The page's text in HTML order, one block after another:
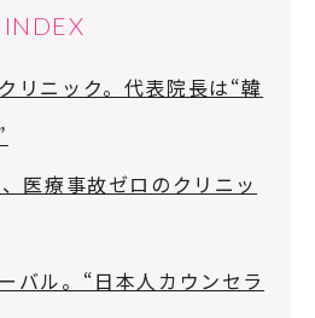
INDEX
リニック。代表院長は“韓
医療事故ゼロのクリニッ
バル。“日本人カウンセラ